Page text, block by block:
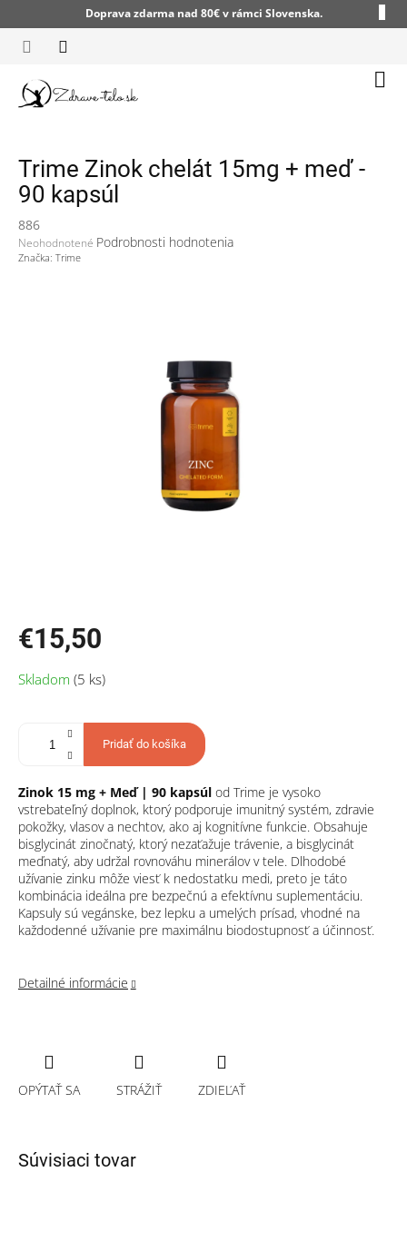
na
obsah
Doprava zdarma nad 80€ v rámci Slovenska.
Trime Zinok chelát 15mg + meď -
90 kapsúl
886
Priemerné
hodnotenie
Neohodnotené Podrobnosti hodnotenia
Značka: Trime
€15,50
cena:
Skladom (5 ks)
Pridať do košíka
Zinok 15 mg + Meď | 90 kapsúl od Trime je vysoko
vstrebateľný doplnok, ktorý podporuje imunitný systém, zdravie
pokožky, vlasov a nechtov, ako aj kognitívne funkcie. Obsahuje
bisglycinát zinočnatý, ktorý nezaťažuje trávenie, a bisglycinát
meďnatý, aby udržal rovnováhu minerálov v tele. Dlhodobé
užívanie zinku môže viesť k nedostatku medi, preto je táto
kombinácia ideálna pre bezpečnú a efektívnu suplementáciu.
Kapsuly sú vegánske, bez lepku a umelých prísad, vhodné na
každodenné užívanie pre maximálnu biodostupnosť a účinnosť.
Detailné informácie
OPÝTAŤ SA STRÁŽIŤ ZDIEĽAŤ
Súvisiaci tovar